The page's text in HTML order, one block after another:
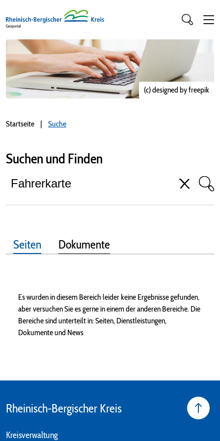
(c) designed by freepik
Startseite Suche
Suchen und Finden
Seiten Dokumente
Rheinisch-Bergischer Kreis
Kreisverwaltung